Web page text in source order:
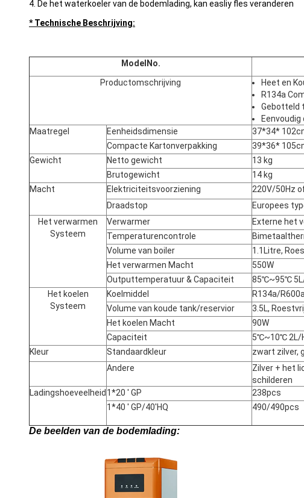
4. De het waterkoeler van de bodemlading, kan easliy fles veranderen
* Technische Beschrijving:
ModelNo.
Productomschrijving
Heet en
R134a
Gebotteld
Maatregel
Eenheidsdimensie
37*34*
Compacte Kartonverpakking
39*36*
Gewicht
Netto gewicht
13 kg
Brutogewicht
14 kg
Macht
Elektriciteitsvoorziening
220V/50Hz
Draadstop
Europees
Het verwarmen
Systeem
Verwarmer
Externe het
Temperaturencontrole
Volume van boiler
1.1Litre,
Het verwarmen Macht
550W
Outputtemperatuur & Capaciteit
85℃~95℃
Het koelen
Systeem
Koelmiddel
R134a/R600a
Volume van koude tank/reservior
3.5L,
Het koelen Macht
90W
Capaciteit
5℃~10℃ 2L/
Kleur
Standaardkleur
zwart zilver,
Andere
Zilver + het
schilderen
Ladingshoeveelheid 1*20 ' GP
238pcs
1*40 ' GP/40'HQ
490/490pcs
De beelden van de bodemlading: